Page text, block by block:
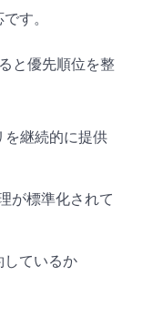
す。
と優先順位を整
継続的に提供
が標準化されて
ているか